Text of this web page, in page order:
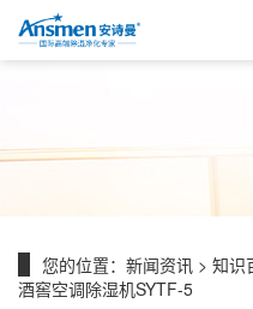
您的位置： 新闻资讯 > 知识
酒窖空调除湿机SYTF-5